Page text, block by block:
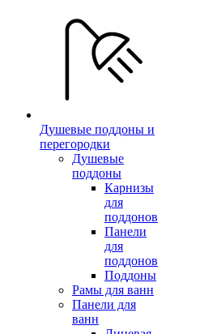
Душевые поддоны и
перегородки
Душевые
поддоны
Карнизы
для
поддонов
Панели
для
поддонов
Поддоны
Рамы для ванн
Панели для
ванн